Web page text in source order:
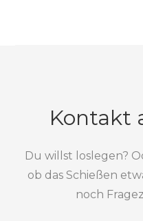
Kontakt
Du willst loslegen?
ob das Schießen
noch